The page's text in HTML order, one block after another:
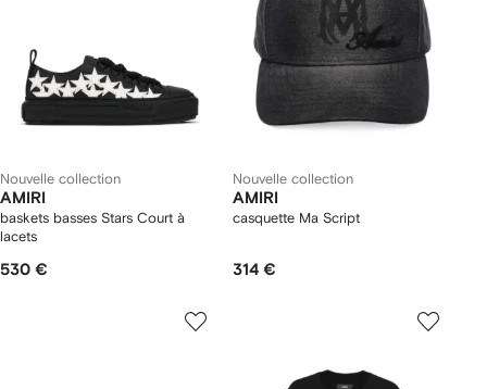
Nouvelle collection
AMIRI
baskets basses Stars Court à
lacets
530 €
Nouvelle collection
AMIRI
casquette Ma Script
314 €